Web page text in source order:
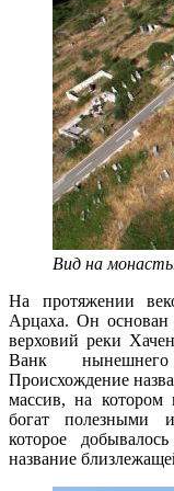
Вид на
На протяжении
Арцаха. Он
верховий реки
Ванк
Происхождение
массив, на котором
богат полезными
которое
название